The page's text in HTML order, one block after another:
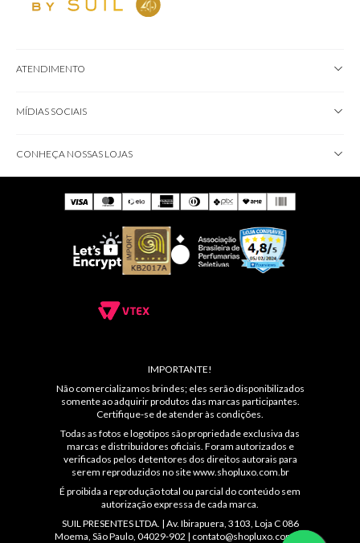
ATENDIMENTO
MÍDIAS SOCIAIS
CONHEÇA NOSSAS LOJAS
IMPORTANTE!
Não comercializamos brindes; eles serão disponibilizados
somente ao adquirir produtos das marcas participantes.
Certifique-se de atender às condições.
Todas as fotos e logotipos são propriedade exclusiva das
marcas e distribuidores oficiais. Foram autorizados e
verificados pelos detentores dos direitos autorais para
serem reproduzidos no sitewww.shopluxo.com.br
É proibida a reprodução total ou parcial do conteúdo sem
autorização expressa de cada marca.
SUIL PRESENTES LTDA. | Av. Ibirapuera, 3103, Loja C 086
Moema, São Paulo, 04029-902 | contato@shopluxo.com.br